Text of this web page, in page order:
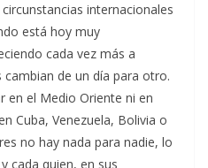
internacionales
está hoy muy
cada vez más a
de un día para otro.
en el Medio Oriente ni en
Cuba, Venezuela, Bolivia o
no hay nada para nadie, lo
cada quien, en sus